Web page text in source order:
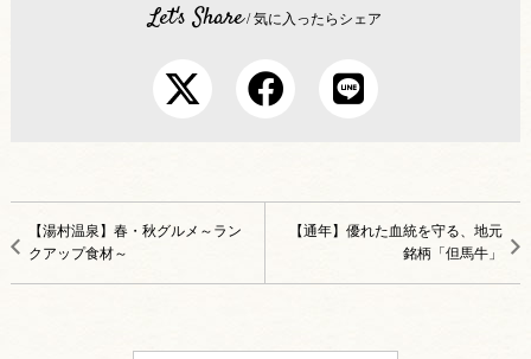
Let's Share/ 気に入ったらシェア
【湯村温泉】春・秋グルメ～ラン
クアップ食材～
【通年】優れた血統を守る、地元
銘柄「但馬牛」